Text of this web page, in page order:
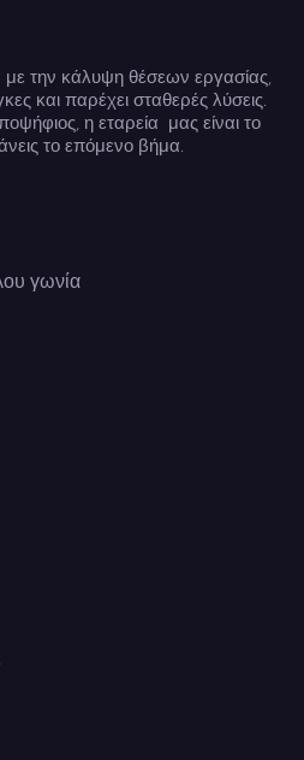
με την κάλυψη θέσεων εργασίας,
και παρέχει σταθερές λύσεις.
η εταρεία μας είναι το
το επόμενο βήμα.
γωνία